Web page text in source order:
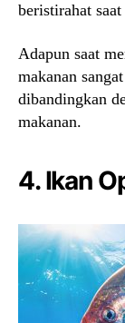
beristirahat
Adapun saat
makanan
dibandingkan
makanan.
4. Ikan